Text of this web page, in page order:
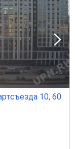
10, 60